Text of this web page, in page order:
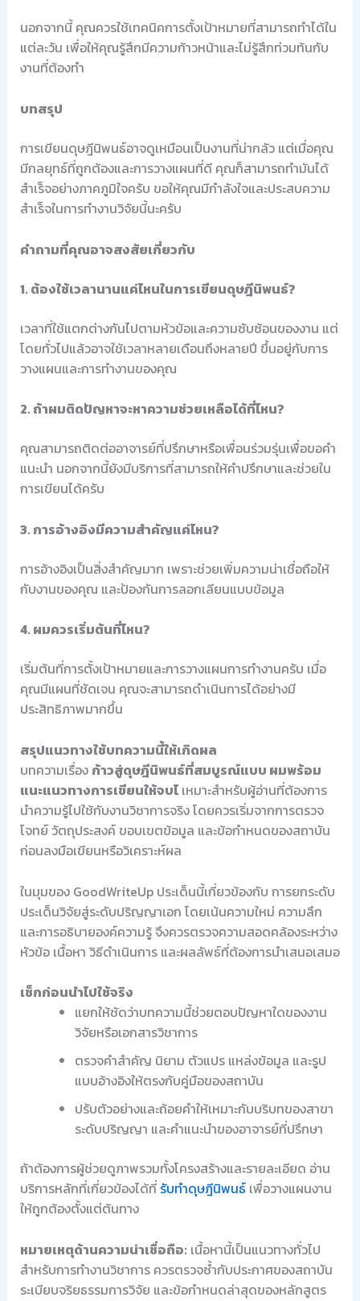
นอกจากนี้ คุณควรใช้เทคนิคการตั้งเป้าหมายที่สามารถทำได้ใน
แต่ละวัน เพื่อให้คุณรู้สึกมีความก้าวหน้าและไม่รู้สึกท่วมท้นกับ
งานที่ต้องทำ
บทสรุป
การเขียนดุษฎีนิพนธ์อาจดูเหมือนเป็นงานที่น่ากลัว แต่เมื่อคุณ
มีกลยุทธ์ที่ถูกต้องและการวางแผนที่ดี คุณก็สามารถทำมันได้
สำเร็จอย่างภาคภูมิใจครับ ขอให้คุณมีกำลังใจและประสบความ
สำเร็จในการทำงานวิจัยนี้นะครับ
คำถามที่คุณอาจสงสัยเกี่ยวกับ
1. ต้องใช้เวลานานแค่ไหนในการเขียนดุษฎีนิพนธ์?
เวลาที่ใช้แตกต่างกันไปตามหัวข้อและความซับซ้อนของงาน แต่
โดยทั่วไปแล้วอาจใช้เวลาหลายเดือนถึงหลายปี ขึ้นอยู่กับการ
วางแผนและการทำงานของคุณ
2. ถ้าผมติดปัญหาจะหาความช่วยเหลือได้ที่ไหน?
คุณสามารถติดต่ออาจารย์ที่ปรึกษาหรือเพื่อนร่วมรุ่นเพื่อขอคำ
แนะนำ นอกจากนี้ยังมีบริการที่สามารถให้คำปรึกษาและช่วยใน
การเขียนได้ครับ
3. การอ้างอิงมีความสำคัญแค่ไหน?
การอ้างอิงเป็นสิ่งสำคัญมาก เพราะช่วยเพิ่มความน่าเชื่อถือให้
กับงานของคุณ และป้องกันการลอกเลียนแบบข้อมูล
4. ผมควรเริ่มต้นที่ไหน?
เริ่มต้นที่การตั้งเป้าหมายและการวางแผนการทำงานครับ เมื่อ
คุณมีแผนที่ชัดเจน คุณจะสามารถดำเนินการได้อย่างมี
ประสิทธิภาพมากขึ้น
สรุปแนวทางใช้บทความนี้ให้เกิดผล
บทความเรื่อง ก้าวสู่ดุษฎีนิพนธ์ที่สมบูรณ์แบบ ผมพร้อม
แนะแนวทางการเขียนให้จบไเหมาะสำหรับผู้อ่านที่ต้องการ
นำความรู้ไปใช้กับงานวิชาการจริง โดยควรเริ่มจากการตรวจ
โจทย์ วัตถุประสงค์ ขอบเขตข้อมูล และข้อกำหนดของสถาบัน
ก่อนลงมือเขียนหรือวิเคราะห์ผล
ในมุมของ GoodWriteUp ประเด็นนี้เกี่ยวข้องกับ การยกระดับ
ประเด็นวิจัยสู่ระดับปริญญาเอก โดยเน้นความใหม่ ความลึก
และการอธิบายองค์ความรู้ จึงควรตรวจความสอดคล้องระหว่าง
หัวข้อ เนื้อหา วิธีดำเนินการ และผลลัพธ์ที่ต้องการนำเสนอเสมอ
เช็กก่อนนำไปใช้จริง
แยกให้ชัดว่าบทความนี้ช่วยตอบปัญหาใดของงาน
วิจัยหรือเอกสารวิชาการ
ตรวจคำสำคัญ นิยาม ตัวแปร แหล่งข้อมูล และรูป
แบบอ้างอิงให้ตรงกับคู่มือของสถาบัน
ปรับตัวอย่างและถ้อยคำให้เหมาะกับบริบทของสาขา
ระดับปริญญา และคำแนะนำของอาจารย์ที่ปรึกษา
ถ้าต้องการผู้ช่วยดูภาพรวมทั้งโครงสร้างและรายละเอียด อ่าน
บริการหลักที่เกี่ยวข้องได้ที่ รับทำดุษฎีนิพนธ์เพื่อวางแผนงาน
ให้ถูกต้องตั้งแต่ต้นทาง
หมายเหตุด้านความน่าเชื่อถือ: เนื้อหานี้เป็นแนวทางทั่วไป
สำหรับการทำงานวิชาการ ควรตรวจซ้ำกับประกาศของสถาบัน
ระเบียบจริยธรรมการวิจัย และข้อกำหนดล่าสุดของหลักสูตร